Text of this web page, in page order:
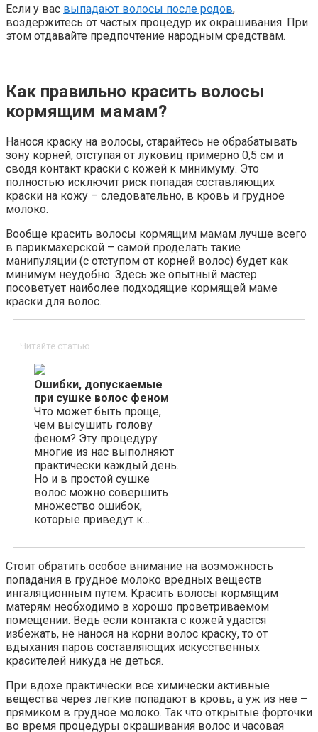
Если у вас выпадают волосы после родов,
воздержитесь от частых процедур их окрашивания. При
этом отдавайте предпочтение народным средствам.
Как правильно красить волосы
кормящим мамам?
Нанося краску на волосы, старайтесь не обрабатывать
зону корней, отступая от луковиц примерно 0,5 см и
сводя контакт краски с кожей к минимуму. Это
полностью исключит риск попадая составляющих
краски на кожу – следовательно, в кровь и грудное
молоко.
Вообще красить волосы кормящим мамам лучше всего
в парикмахерской – самой проделать такие
манипуляции (с отступом от корней волос) будет как
минимум неудобно. Здесь же опытный мастер
посоветует наиболее подходящие кормящей маме
краски для волос.
Читайте статью
Ошибки, допускаемые
при сушке волос феном
Что может быть проще,
чем высушить голову
феном? Эту процедуру
многие из нас выполняют
практически каждый день.
Но и в простой сушке
волос можно совершить
множество ошибок,
которые приведут к…
Стоит обратить особое внимание на возможность
попадания в грудное молоко вредных веществ
ингаляционным путем. Красить волосы кормящим
матерям необходимо в хорошо проветриваемом
помещении. Ведь если контакта с кожей удастся
избежать, не нанося на корни волос краску, то от
вдыхания паров составляющих искусственных
красителей никуда не деться.
При вдохе практически все химически активные
вещества через легкие попадают в кровь, а уж из нее –
прямиком в грудное молоко. Так что открытые форточки
во время процедуры окрашивания волос и часовая